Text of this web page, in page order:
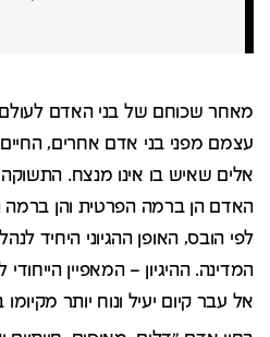
מאחר שכוחם של בני האדם לעולם
עצמם מפני בני אדם אחרים,
אלים שאיש בו אינו מנצח.
האדם הן ברמה הפרטית והן ברמה
לפי הובס, האופן ההגיוני היחיד
המדינה. ההיגיון – המאפיין
אל עבר קיום יעיל ונוח יותר